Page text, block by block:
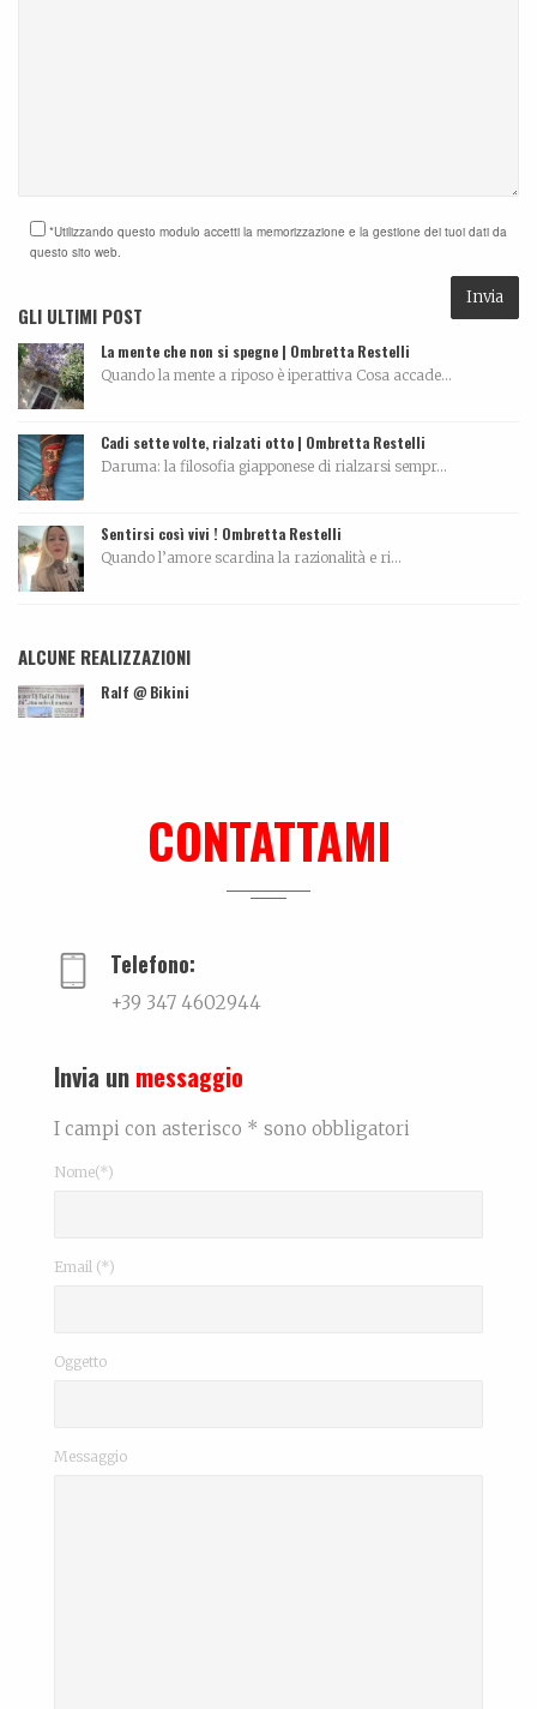
*Utilizzando questo modulo accetti la memorizzazione e la gestione dei tuoi dati da
questo sito web.
GLI ULTIMI POST
La mente che non si spegne | Ombretta Restelli
Quando la mente a riposo è iperattiva Cosa accade...
Cadi sette volte, rialzati otto | Ombretta Restelli
Daruma: la filosofia giapponese di rialzarsi sempr...
Sentirsi così vivi ! Ombretta Restelli
Quando l’amore scardina la razionalità e ri...
ALCUNE REALIZZAZIONI
Ralf @ Bikini
La biografia di Bicio, l'antidepressivo natura...
CONTATTAMI
Telefono:
+39 347 4602944
Invia un messaggio
I campi con asterisco * sono obbligatori
Nome(*)
Email (*)
Oggetto
Messaggio